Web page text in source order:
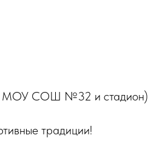
МОУ СОШ №32 и стадион)
традиции!